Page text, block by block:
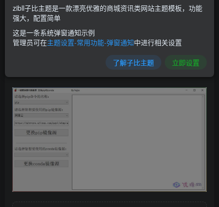
家下载安装python包.
结果
zibll子比主题是一款漂亮优雅的商城资讯类网站主题模板，功能
强大，配置简单
这是一条系统弹窗通知示例
管理员可在主题设置-常用功能-弹窗通知中进行相关设置
了解子比主题 立即设置